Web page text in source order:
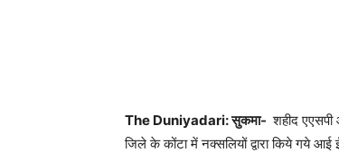
The Duniyadari: सुकमा- शहीद
जिले के कोंटा में नक्सलियों द्वारा किये गये